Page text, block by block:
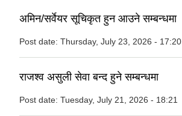
अमिन/सर्वेयर सूचिकृत हुन आउने सम्बन्धमा
Post date: Thursday, July 23, 2026 - 17:20
राजश्व असुली सेवा बन्द हुने सम्बन्धमा
Post date: Tuesday, July 21, 2026 - 18:21